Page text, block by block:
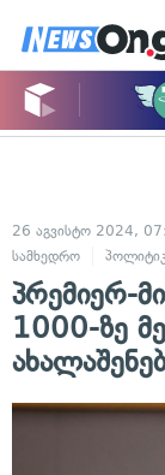
26 აგვისტო 2024,
სამხედრო
პრემიერ-
1000-ზე